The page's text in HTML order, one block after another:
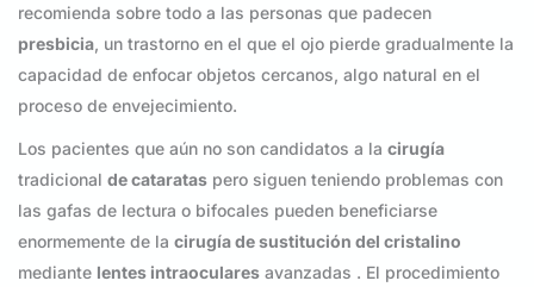
recomienda sobre todo a las personas que padecen
presbicia, un trastorno en el que el ojo pierde gradualmente la
capacidad de enfocar objetos cercanos, algo natural en el
proceso de envejecimiento.
Los pacientes que aún no son candidatos a la cirugía
tradicional de cataratas pero siguen teniendo problemas con
las gafas de lectura o bifocales pueden beneficiarse
enormemente de la cirugía de sustitución del cristalino
mediante lentes intraoculares avanzadas . El procedimiento